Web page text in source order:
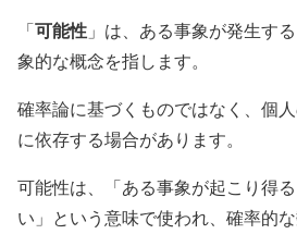
「可能性 」は、ある事象が発生す
象的な概念を指します。
確率論に基づくものではなく、個
に依存する場合があります。
可能性は、「ある事象が起こり得
い」という意味で使われ、確率的